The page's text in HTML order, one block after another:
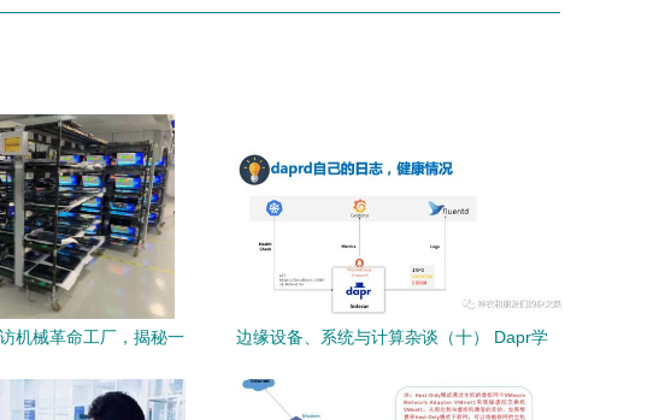
机械革命工厂，揭秘一
边缘设备、系统与计算杂谈（十） Dapr学
应用